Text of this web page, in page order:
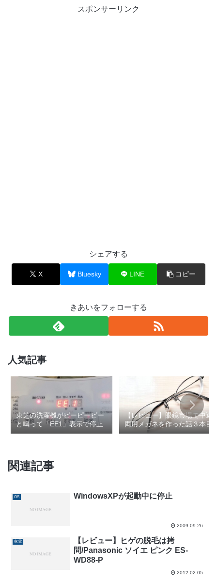
スポンサーリンク
シェアする
X Bluesky LINE コピー
きあいをフォローする
人気記事
東芝の洗濯機がピーピーピー
と鳴って「EE1」表示で停止
【レビュー】眼鏡市場で中近
両用メガネを作った話３本目
関連記事
OS WindowsXPが起動中に停止
2009.09.26
家電
【レビュー】ヒゲの脱毛は拷
問/Panasonic ソイエ ピンク ES-
WD88-P
2012.02.05